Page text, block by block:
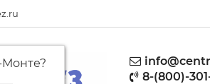
Монте?
8-(800)-